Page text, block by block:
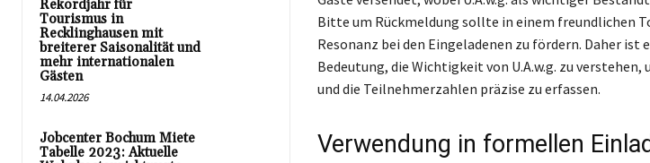
Rekordjahr für
Tourismus in
Recklinghausen mit
breiterer Saisonalität und
mehr internationalen
Gästen
14.04.2026
Jobcenter Bochum Miete
Tabelle 2023: Aktuelle
Bitte um Rückmeldung sollte in einem freundlichen
Resonanz bei den Eingeladenen zu fördern. Daher
Bedeutung, die Wichtigkeit von U.A.w.g. zu
und die Teilnehmerzahlen präzise zu erfassen.
Verwendung in formellen